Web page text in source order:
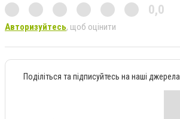
0,0
Авторизуйтесь, щоб оцінити
Поділіться та підписуйтесь на наші джерела